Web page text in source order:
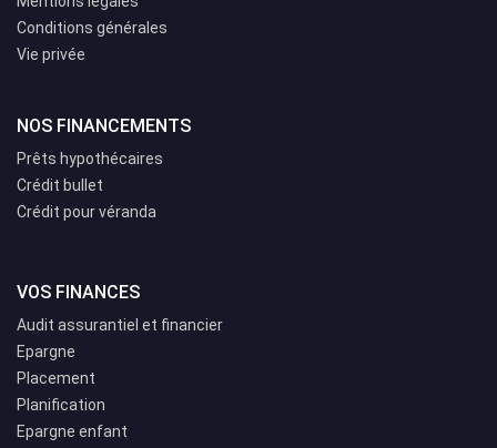
Conditions générales
Vie privée
NOS FINANCEMENTS
Prêts hypothécaires
Crédit bullet
Crédit pour véranda
VOS FINANCES
Audit assurantiel et financier
Epargne
Placement
Planification
Epargne enfant